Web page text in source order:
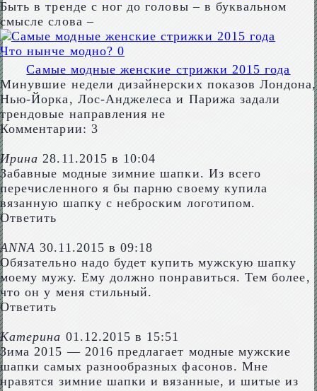
Быть в тренде с ног до головы – в буквальном
смысле слова –
Что нынче модно? 0
Самые модные женские стрижки 2015 года
Минувшие недели дизайнерских показов Лондона,
Нью-Йорка, Лос-Анджелеса и Парижа задали
трендовые направления не
Комментарии: 3
Ирина 28.11.2015 в 10:04
Забавные модные зимние шапки. Из всего
перечисленного я бы парню своему купила
вязанную шапку с неброским логотипом.
Ответить
ANNA 30.11.2015 в 09:18
Обязательно надо будет купить мужскую шапку
моему мужу. Ему должно понравиться. Тем более,
что он у меня стильный.
Ответить
Катерина 01.12.2015 в 15:51
Зима 2015 — 2016 предлагает модные мужские
шапки самых разнообразных фасонов. Мне
нравятся зимние шапки и вязанные, и шитые из